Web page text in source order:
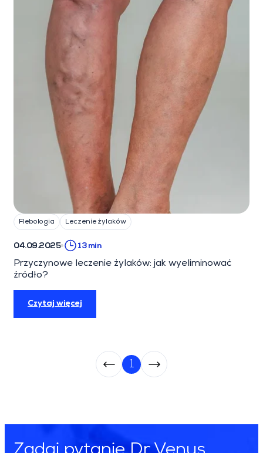
Flebologia Leczenie żylaków
04.09.2025 13 min
Przyczynowe leczenie żylaków: jak wyeliminować
źródło?
Czytaj więcej
Paginacja
1